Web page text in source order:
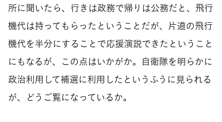
所に聞いたら、行きは政務で帰りは公務だと、飛行
機代は持ってもらったということだが、片道の飛行
機代を半分にすることで応援演説できたということ
にもなるが、この点はいかがか。自衛隊を明らかに
政治利用して補選に利用したというふうに見られる
が、どうご覧になっているか。